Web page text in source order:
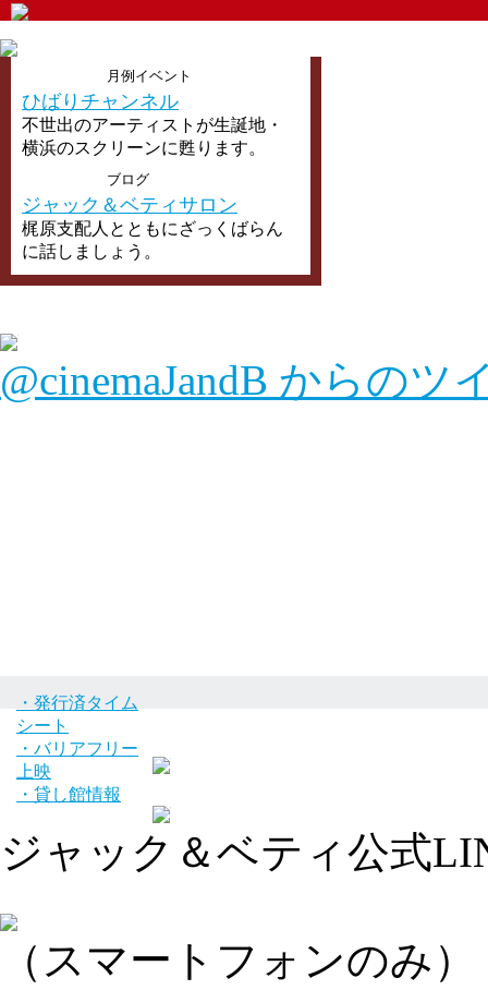
月例イベント
ひばりチャンネル
不世出のアーティストが生誕地・
横浜のスクリーンに甦ります。
ブログ
ジャック＆ベティサロン
梶原支配人とともにざっくばらん
に話しましょう。
@cinemaJandB からのツ
・発行済タイム
シート
・バリアフリー
上映
・貸し館情報
ジャック＆ベティ公式
（スマートフォンのみ）